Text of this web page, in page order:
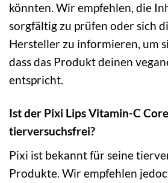
könnten. Wir empfehlen, die
sorgfältig zu prüfen oder sich
Hersteller zu informieren, um
dass das Produkt deinen
entspricht.
Ist der Pixi Lips Vitamin-C
tierversuchsfrei?
Pixi ist bekannt für seine
Produkte. Wir empfehlen